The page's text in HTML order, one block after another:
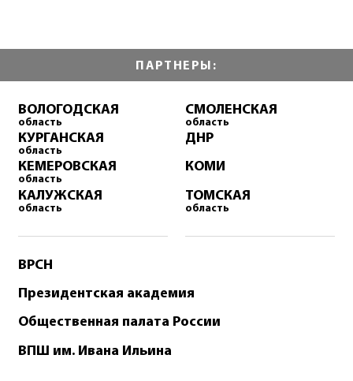
ПАРТНЕРЫ:
ВОЛОГОДСКАЯ
область
КУРГАНСКАЯ
область
КЕМЕРОВСКАЯ
область
КАЛУЖСКАЯ
область
СМОЛЕНСКАЯ
область
ДНР
КОМИ
ТОМСКАЯ
область
ВРСН
Президентская академия
Общественная палата России
ВПШ им. Ивана Ильина